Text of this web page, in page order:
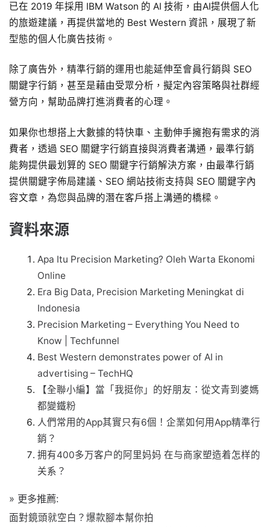
已在 2019 年採用 IBM Watson 的 AI 技術，由AI提供個人化
的旅遊建議，再提供當地的 Best Western 資訊，展現了新
型態的個人化廣告技術。
除了廣告外，精準行銷的運用也能延伸至會員行銷與 SEO
關鍵字行銷，甚至是藉由受眾分析，擬定內容策略與社群經
營方向，幫助品牌打進消費者的心理。
如果你也想搭上大數據的特快車、主動伸手擁抱有需求的消
費者，透過 SEO 關鍵字行銷直接與消費者溝通，最準行銷
能夠提供最划算的 SEO 關鍵字行銷解決方案，由最準行銷
提供關鍵字佈局建議、SEO 網站技術支持與 SEO 關鍵字內
容文章，為您與品牌的潛在客戶搭上溝通的橋樑。
資料來源
Apa Itu Precision Marketing? Oleh Warta Ekonomi
Online
Era Big Data, Precision Marketing Meningkat di
Indonesia
Precision Marketing – Everything You Need to
Know | Techfunnel
Best Western demonstrates power of AI in
advertising – TechHQ
【全聯小編】當「我挺你」的好朋友：從文青到婆媽
都變鐵粉
人們常用的App其實只有6個！企業如何用App精準行
銷？
拥有400多万客户的阿里妈妈 在与商家塑造着怎样的
关系？
» 更多推薦:
面對鏡頭就空白？爆款腳本幫你拍